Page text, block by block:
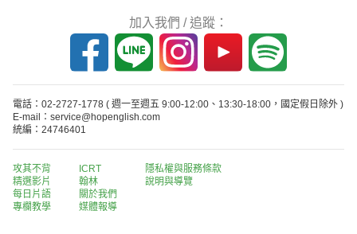
加入我們 / 追蹤：
電話：02-2727-1778 ( 週一至週五 9:00-12:00、13:30-18:00，國定假日除外 )
E-mail：service@hopenglish.com
統編：24746401
攻其不背
精選影片
每日片語
專欄教學
ICRT
翰林
關於我們
媒體報導
隱私權與服務條款
說明與導覽